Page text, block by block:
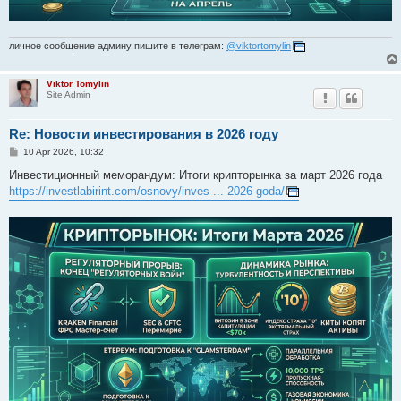
личное сообщение админу пишите в телеграм: @viktortomylin
Viktor Tomylin
Site Admin
Re: Новости инвестирования в 2026 году
P
s
10 Apr 2026, 10:32
Инвестиционный меморандум: Итоги крипторынка за март 2026 года
https://investlabirint.com/osnovy/inves ... 2026-goda/